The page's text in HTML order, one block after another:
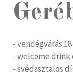
- vendégvárás
- welcome drink
- svédasztalos